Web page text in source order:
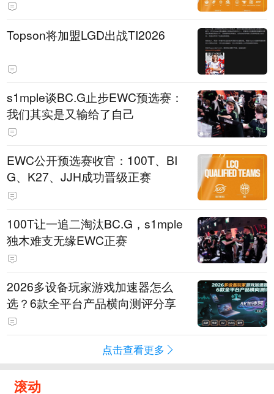
Topson将加盟LGD出战TI2026
s1mple谈BC.G止步EWC预选赛：
我们其实是又输给了自己
EWC公开预选赛收官：100T、BI
G、K27、JJH成功晋级正赛
100T让一追二淘汰BC.G，s1mple
独木难支无缘EWC正赛
2026多设备玩家游戏加速器怎么
选？6款全平台产品横向测评分享
点击查看更多
滚动